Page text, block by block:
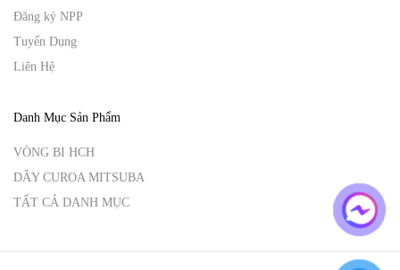
Đăng ký NPP
Tuyển Dụng
Liên Hệ
Danh Mục Sản Phẩm
VÒNG BI HCH
DÂY CUROA MITSUBA
TẤT CẢ DANH MỤC